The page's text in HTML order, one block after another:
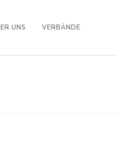
UNS VERBÄNDE